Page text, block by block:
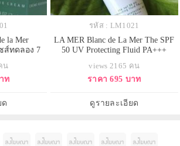
la Mer
ส์ทดลอง 7
ริ้วและริ้ว
ระชับ รูขุม
ผิวสุขภาพดี
น
ท
ด
รหัส : LM1021
LA MER Blanc de La Mer The SPF
50 UV Protecting Fluid PA+++
views 2165 คน
ราคา 695 บาท
ดูรายละเอียด